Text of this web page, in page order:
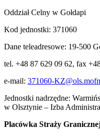
Oddział Celny w Gołdapi
Kod jednostki: 371060
Dane teleadresowe: 19-500
tel. +48 87 629 09 62, fax
e-mail: 371060-
Jednostki nadrzędne:
w Olsztynie – Izba
Placówka Straży